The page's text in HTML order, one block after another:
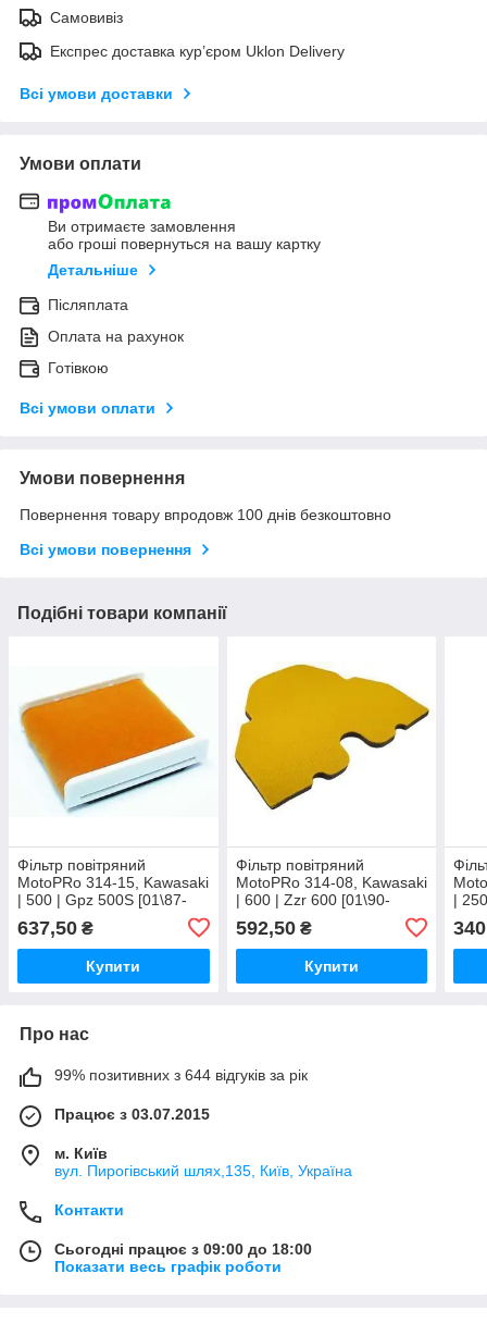
Самовивіз
Експрес доставка кур’єром Uklon Delivery
Всі умови доставки
Умови оплати
Ви отримаєте замовлення
або гроші повернуться на вашу картку
Детальніше
Післяплата
Оплата на рахунок
Готівкою
Всі умови оплати
Умови повернення
Повернення товару впродовж 100 днів безкоштовно
Всі умови повернення
Подібні товари компанії
Фільтр повітряний
MotoPRo 314-15, Kawasaki
| 500 | Gpz 500S [01\87-
637,50 ₴
Купити
Фільтр повітряний
MotoPRo 314-08, Kawasaki
| 600 | Zzr 600 [01\90-
592,50₴
Купити
|
Про нас
99% позитивних з 644 відгуків за рік
Працює з 03.07.2015
м. Київ
вул. Пирогівський шлях,135, Київ, Україна
Контакти
Сьогодні працює з 09:00 до 18:00
Показати весь графік роботи